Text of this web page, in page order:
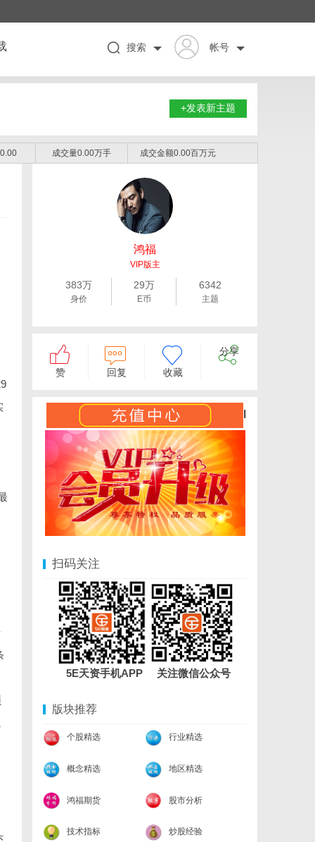
帐号
搜索
+发表新主题
成交量0.00万手 成交金额0.00百万元
鸿福
VIP版主
383万
身价
29万
E币
6342
主题
赞 回复 收藏
分享
扫码关注
5E天资手机APP 关注微信公众号
版块推荐
个股精选 行业精选
概念精选 地区精选
鸿福期货 股市分析
技术指标 炒股经验